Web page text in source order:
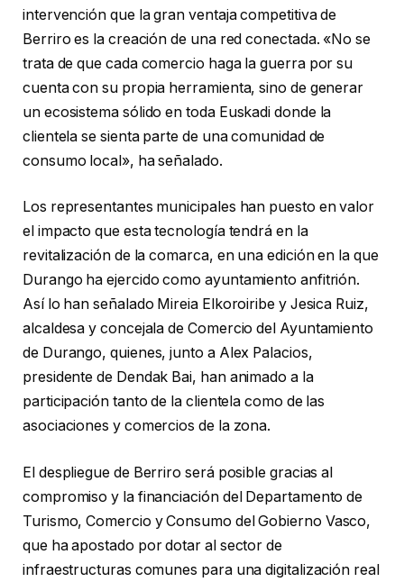
intervención que la gran ventaja competitiva de
Berriro es la creación de una red conectada. «No se
trata de que cada comercio haga la guerra por su
cuenta con su propia herramienta, sino de generar
un ecosistema sólido en toda Euskadi donde la
clientela se sienta parte de una comunidad de
consumo local», ha señalado.
Los representantes municipales han puesto en valor
el impacto que esta tecnología tendrá en la
revitalización de la comarca, en una edición en la que
Durango ha ejercido como ayuntamiento anfitrión.
Así lo han señalado Mireia Elkoroiribe y Jesica Ruiz,
alcaldesa y concejala de Comercio del Ayuntamiento
de Durango, quienes, junto a Alex Palacios,
presidente de Dendak Bai, han animado a la
participación tanto de la clientela como de las
asociaciones y comercios de la zona.
El despliegue de Berriro será posible gracias al
compromiso y la financiación del Departamento de
Turismo, Comercio y Consumo del Gobierno Vasco,
que ha apostado por dotar al sector de
infraestructuras comunes para una digitalización real